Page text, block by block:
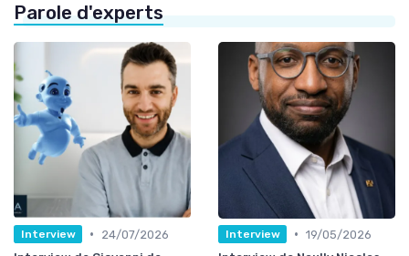
Parole d'experts
Interview •
24/07/2026
Interview • 19/05/2026